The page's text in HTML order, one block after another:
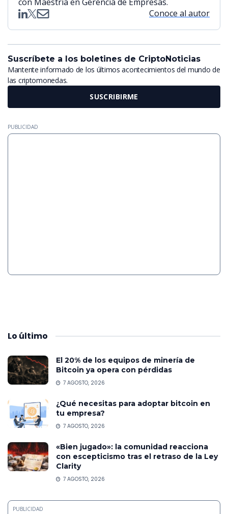
Conoce al autor
Suscríbete a los boletines de CriptoNoticias
Mantente informado de los últimos acontecimientos del mundo de
las criptomonedas.
SUSCRIBIRME
PUBLICIDAD
Lo último
El 20% de los equipos de minería de
Bitcoin ya opera con pérdidas
7 AGOSTO, 2026
¿Qué necesitas para adoptar bitcoin en
tu empresa?
7 AGOSTO, 2026
«Bien jugado»: la comunidad reacciona
con escepticismo tras el retraso de la Ley
Clarity
7 AGOSTO, 2026
PUBLICIDAD